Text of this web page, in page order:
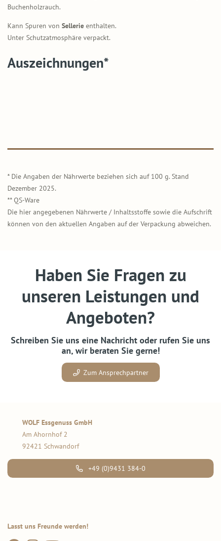
Buchenholzrauch.
Kann Spuren von Sellerie enthalten.
Unter Schutzatmosphäre verpackt.
Auszeichnungen*
* Die Angaben der Nährwerte beziehen sich auf 100 g. Stand
Dezember 2025.
** QS-Ware
Die hier angegebenen Nährwerte / Inhaltsstoffe sowie die Aufschrift
können von den aktuellen Angaben auf der Verpackung abweichen.
Haben Sie Fragen zu
unseren Leistungen und
Angeboten?
Schreiben Sie uns eine Nachricht oder rufen Sie uns
an, wir beraten Sie gerne!
Zum Ansprechpartner
WOLF Essgenuss GmbH
Am Ahornhof 2
92421 Schwandorf
+49 (0)9431 384-0
Lasst uns Freunde werden!